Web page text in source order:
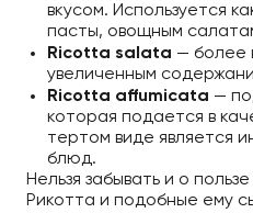
вкусом. Используется
пасты, овощным
Ricotta salata — более
увеличенным
Ricotta affumicata —
которая подается в
тертом виде является
блюд.
Нельзя забывать и о
Рикотта и подобные ему